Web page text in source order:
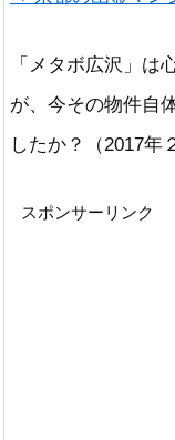
「メタボ広沢」は
が、今その物件自
したか？（2017年
スポンサーリンク